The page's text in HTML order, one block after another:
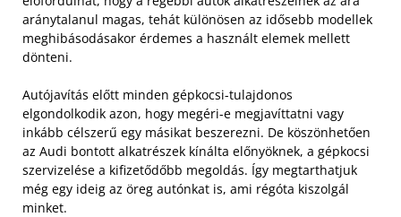
aránytalanul magas, tehát különösen az idősebb modellek
meghibásodásakor érdemes a használt elemek mellett
dönteni.
Autójavítás előtt minden gépkocsi-tulajdonos
elgondolkodik azon, hogy megéri-e megjavíttatni vagy
inkább célszerű egy másikat beszerezni. De köszönhetően
az Audi bontott alkatrészek kínálta előnyöknek, a gépkocsi
szervizelése a kifizetődőbb megoldás. Így megtarthatjuk
még egy ideig az öreg autónkat is, ami régóta kiszolgál
minket.